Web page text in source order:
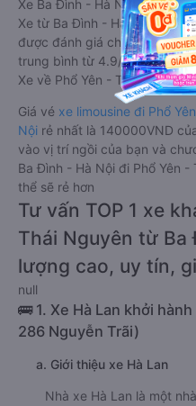
Xe Ba Đình - Hà Nội Phổ Yên
Xe từ Ba Đình - Hà Nội đi Phổ
được đánh giá chung có
trung bình từ 4.9/5 dựa trên
Xe về Phổ Yên - Thái
Giá vé xe limousine đi Phổ
Nội rẻ nhất là 140000VND
vào vị trí ngồi của bạn và
Ba Đình - Hà Nội đi Phổ Yên
thể sẽ rẻ hơn
Tư vấn TOP 1 xe
Thái Nguyên từ
lượng cao, uy tín,
null
🚌 1. Xe Hà Lan khởi
286 Nguyễn Trãi)
a. Giới thiệu xe Hà Lan
Nhà xe Hà Lan là một